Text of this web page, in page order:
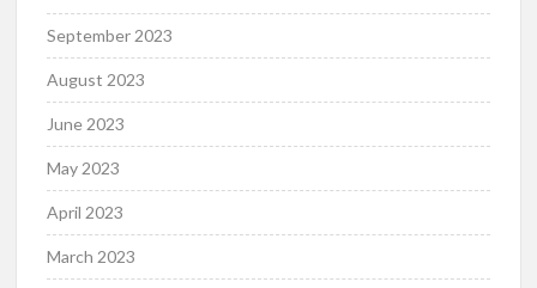
September 2023
August 2023
June 2023
May 2023
April 2023
March 2023